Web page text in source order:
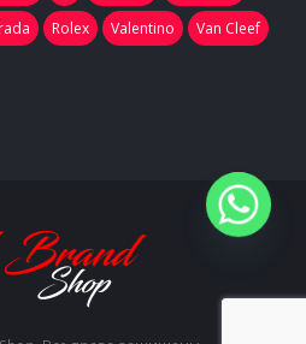
Rolex Valentino
Van Cleef